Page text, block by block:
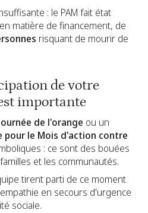
: le PAM fait état
en matière de financement, de
risquant de mourir de
de votre
importante
de l'orange ou un
pour le Mois d'action contre
: ce sont des bouées
et les communautés.
tirent parti de ce moment
en secours d'urgence
sociale.